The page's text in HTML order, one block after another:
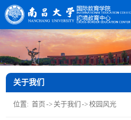
关于我们
位置: 首页 -> 关于我们 -> 校园风光